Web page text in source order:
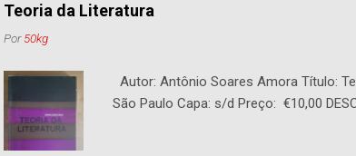
Teoria da Literatura
Por50kg
Autor: Antônio Soares Amora Título:
São Paulo Capa: s/d Preço: €10,00